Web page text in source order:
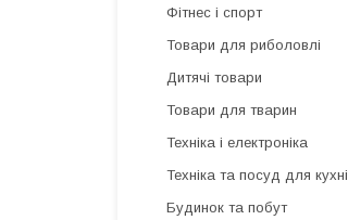
Фітнес і спорт
Товари для риболовлі
Дитячі товари
Товари для тварин
Техніка і електроніка
Техніка та посуд для кухні
Будинок та побут